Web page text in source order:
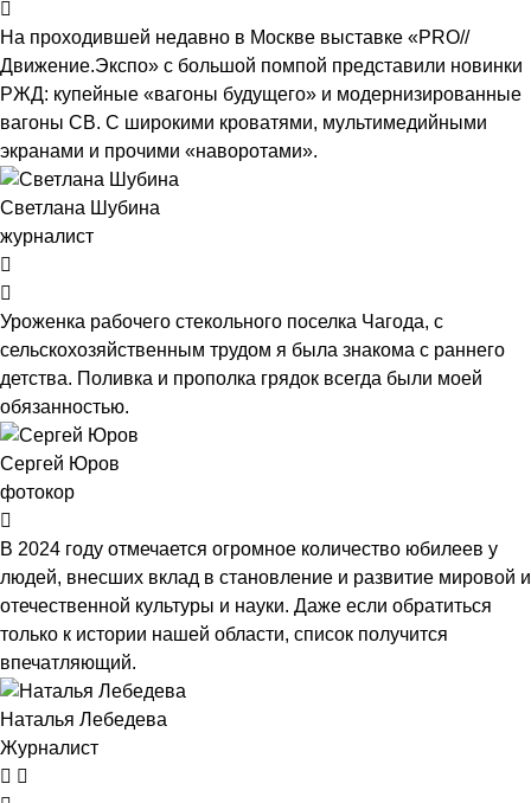
На проходившей недавно в Мос­кве выставке «PRO//
Движение.Экспо» с большой помпой представили новинки
РЖД: купейные «вагоны будущего» и модернизированные
вагоны СВ. С широкими кроватями, мультимедийными
экранами и прочими «наворотами».
Светлана Шубина
журналист
Уроженка рабочего стекольного поселка Чагода, с
сельскохозяйственным трудом я была знакома с раннего
детства. Поливка и прополка грядок всегда были моей
обязанностью.
Сергей Юров
фотокор
В 2024 году отмечается огромное количество юбилеев у
людей, внесших вклад в становление и развитие мировой и
отечественной культуры и науки. Даже если обратиться
только к истории нашей области, список получится
впечатляющий.
Наталья Лебедева
Журналист